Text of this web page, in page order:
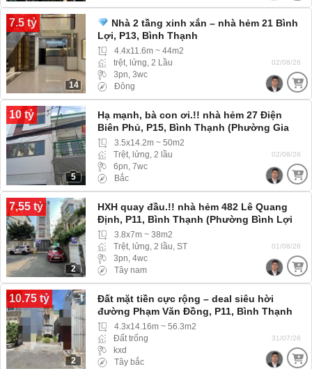
7.5 tỷ
14
Nhà 2 tầng xinh xắn – nhà hẻm 21 Bình
Lợi, P13, Bình Thạnh
4.4x11.6m ~ 44m2
trệt, lửng, 2 Lầu
3pn, 3wc
Đông
02/08/26
10 tỷ
5
Hạ mạnh, bà con ơi.!! nhà hẻm 27 Điện
Biên Phủ, P15, Bình Thạnh (Phường Gia
Định) hẻm 3m ba gác ra vào thoải mái
3.5x14.2m ~ 50m2
Trệt, lửng, 2 lầu
6pn, 7wc
Bắc
02/08/26
7,55 tỷ
2
HXH quay đầu.!! nhà hẻm 482 Lê Quang
Định, P11, Bình Thạnh (Phường Bình Lợi
Trung) hẻm Xe hơi, Xe tải ra vào thoải mái
3.8x7m ~ 38m2
Trệt, lửng, 2 lầu, ST
3pn, 4wc
Tây nam
01/08/26
10.75 tỷ
2
Đất mặt tiền cực rộng – deal siêu hời
đường Phạm Văn Đồng, P11, Bình Thạnh
4.3x14.16m ~ 56.3m2
Đất trống
kxd
Tây bắc
31/07/26